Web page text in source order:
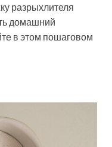
разрыхлителя
домашний
в этом пошаговом